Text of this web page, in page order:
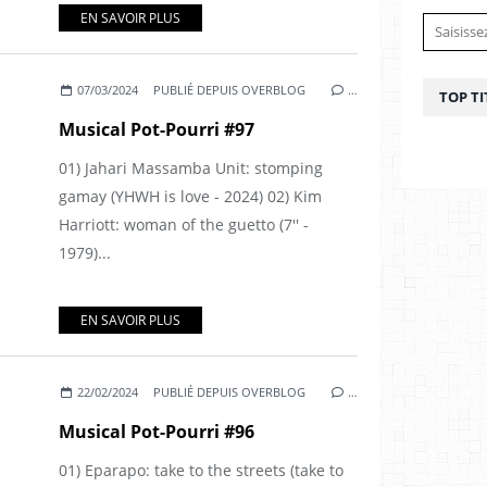
EN SAVOIR PLUS
07/03/2024 PUBLIÉ DEPUIS OVERBLOG …
Musical Pot-Pourri #97
01) Jahari Massamba Unit: stomping
gamay (YHWH is love - 2024) 02) Kim
Harriott: woman of the guetto (7'' -
1979)...
EN SAVOIR PLUS
22/02/2024 PUBLIÉ DEPUIS OVERBLOG …
Musical Pot-Pourri #96
01) Eparapo: take to the streets (take to
TOP